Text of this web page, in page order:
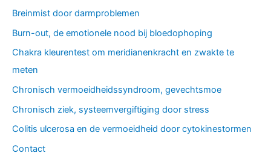
Breinmist door darmproblemen
Burn-out, de emotionele nood bij bloedophoping
Chakra kleurentest om meridianenkracht en zwakte te
meten
Chronisch vermoeidheidssyndroom, gevechtsmoe
Chronisch ziek, systeemvergiftiging door stress
Colitis ulcerosa en de vermoeidheid door cytokinestormen
Contact